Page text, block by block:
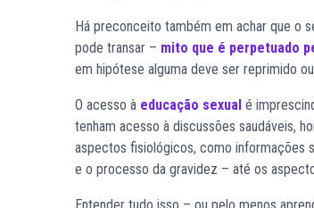
Há preconceito também em achar que o
pode transar – mito que é perpetuado
em hipótese alguma deve ser reprimido
O acesso à educação sexual é
tenham acesso à discussões saudáveis,
aspectos fisiológicos, como informações
e o processo da gravidez – até os